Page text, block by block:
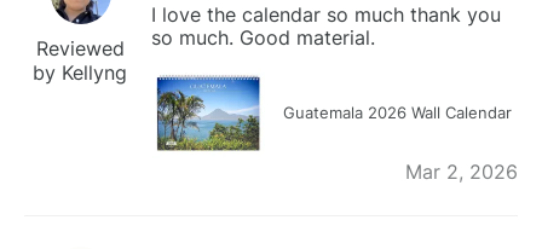
Reviewed
by Kellyng
I love the calendar so much thank you
so much. Good material.
Guatemala 2026 Wall Calendar
Mar 2, 2026